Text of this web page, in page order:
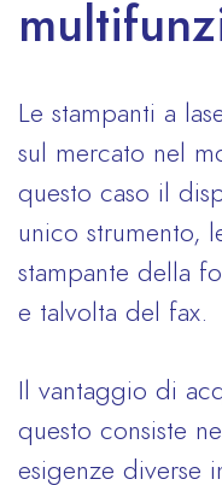
Le stampanti a
sul mercato nel
questo caso il
unico strumento,
stampante della
e talvolta del fax.
Il vantaggio di
questo consiste
esigenze diverse